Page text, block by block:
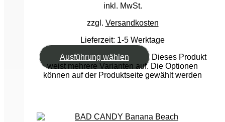
inkl. MwSt.
zzgl. Versandkosten
Lieferzeit: 1-5 Werktage
Ausführung wählen
Dieses Produkt
weist mehrere Varianten auf. Die Optionen
können auf der Produktseite gewählt werden